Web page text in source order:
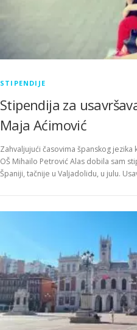
STIPENDIJE
Stipendija za
Maja Aćimović
Zahvaljujući časovima španskog
OŠ Mihailo Petrović Alas dobila sam
Španiji, tačnije u Valjadolidu, u julu.